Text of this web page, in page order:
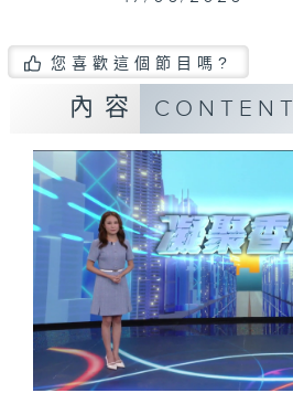
您喜歡這個節目嗎?
內容 CONTENT